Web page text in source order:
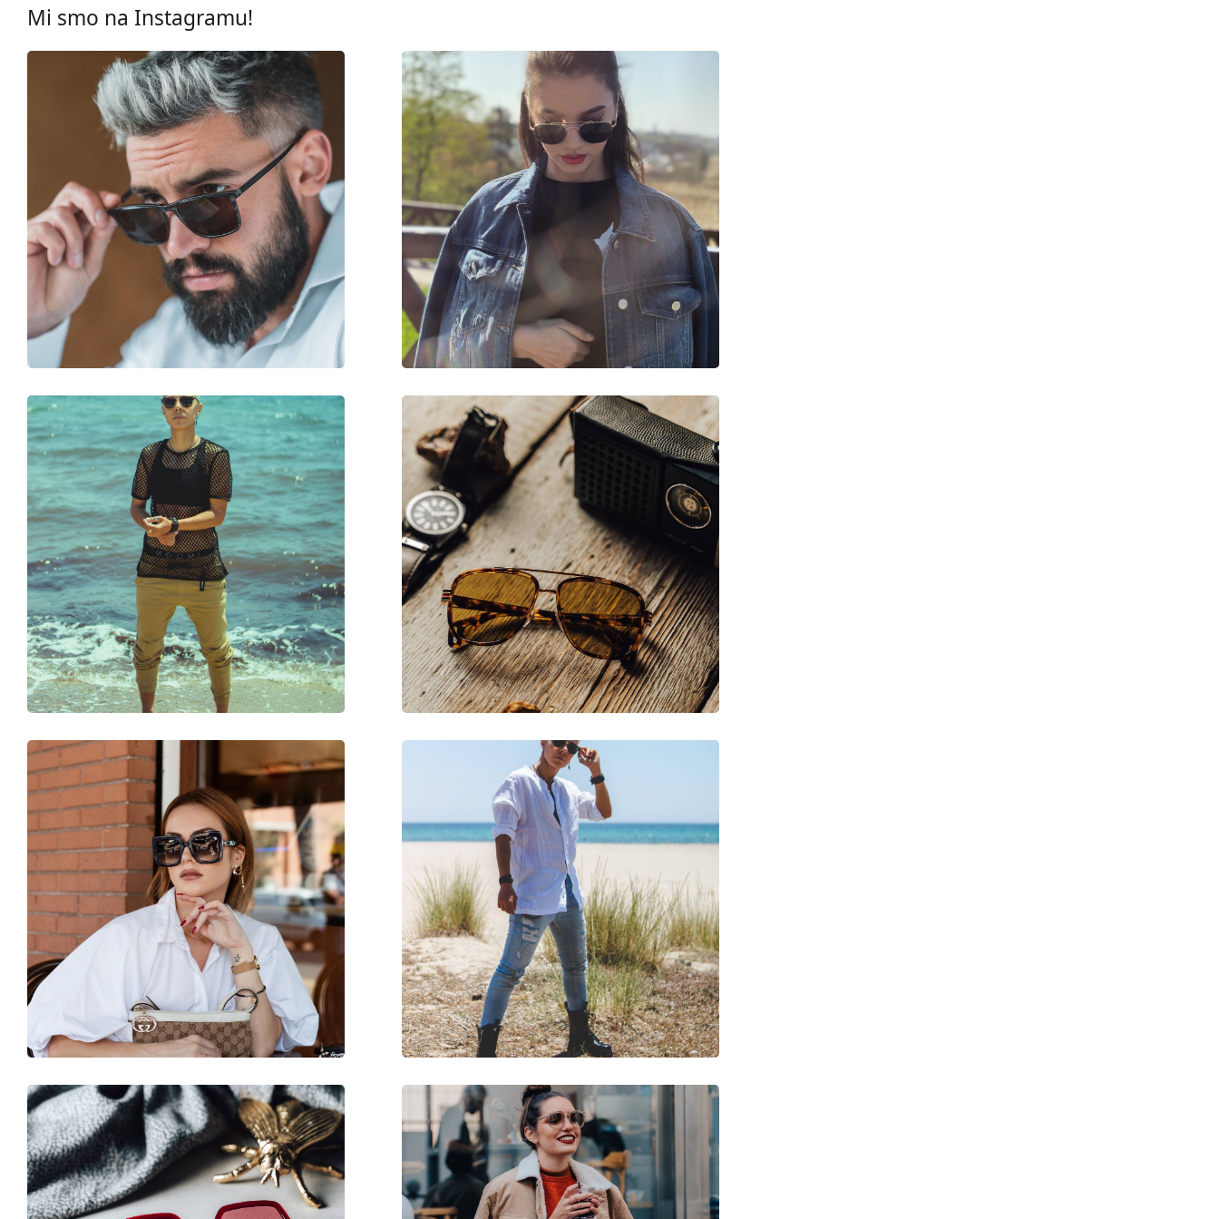
Krpa koja se nalazi u pakiranju idealna je za čišćenje i njegu naočala. Neki modeli umjesto krpe mogu
Pogledajte cijelu ponudusunčanih naočala , gdje možete pronaći više stilova omiljenih marki.
UV filtar 400:
Oblik okvira:
Četvrtaste
Boja okvira:
Crna
Materijal okvira:
Plastika
Veličina:
L
Širina:
143 mm
Dužina drškice:
137 mm
Širina mosta:
18 mm
Težina:
45 g
Prilagodljivi jastučići za nos:
Ne
Dodaci
Krpa za čišćenje:
Da
Ostalo
Spol:
Muške
Kategorija:
Sunčane naočale
Marka:
Oakley
Upotreba:
Sport
Pogodno za sport:
Tenis, Planinarenje, Ribolov, Vodní sporty, Surfování, Jachting
Kod:
OO 9102 C1 55
Mi smo na Instagramu!